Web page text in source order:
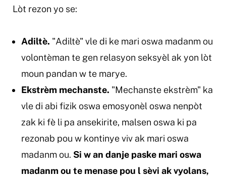
Lòt rezon yo se:
Adiltè. "Adiltè" vle di ke mari oswa madanm ou
volontèman te gen relasyon seksyèl ak yon lòt
moun pandan w te marye.
Ekstrèm mechanste. "Mechanste ekstrèm" ka
vle di abi fizik oswa emosyonèl oswa nenpòt
zak ki fè li pa ansekirite, malsen oswa ki pa
rezonab pou w kontinye viv ak mari oswa
madanm ou. Si w an danje paske mari oswa
madanm ou te menase pou l sèvi ak vyolans,